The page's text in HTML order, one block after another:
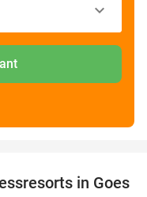
49%
in Goes